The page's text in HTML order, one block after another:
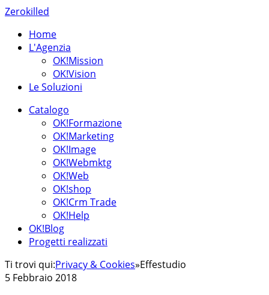
Zerokilled
Home
L'Agenzia
OK!Mission
OK!Vision
Le Soluzioni
Catalogo
OK!Formazione
OK!Marketing
OK!Image
OK!Webmktg
OK!Web
OK!shop
OK!Crm Trade
OK!Help
OK!Blog
Progetti realizzati
Ti trovi qui:Privacy & Cookies»Effestudio
5 Febbraio 2018